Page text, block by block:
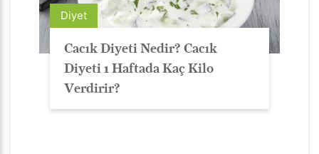
Diyet
Cacık Diyeti Nedir? Cacık
Diyeti 1 Haftada Kaç Kilo
Verdirir?